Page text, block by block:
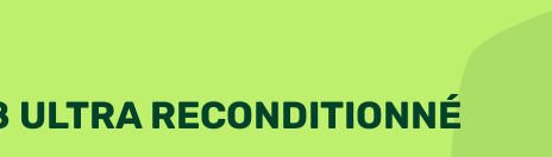
RECONDITIONNÉ